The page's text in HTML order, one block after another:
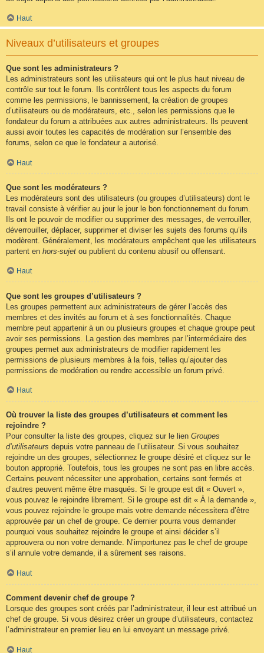
Haut
Niveaux d’utilisateurs et groupes
Que sont les administrateurs ?
Les administrateurs sont les utilisateurs qui ont le plus haut niveau de
contrôle sur tout le forum. Ils contrôlent tous les aspects du forum
comme les permissions, le bannissement, la création de groupes
d’utilisateurs ou de modérateurs, etc., selon les permissions que le
fondateur du forum a attribuées aux autres administrateurs. Ils peuvent
aussi avoir toutes les capacités de modération sur l’ensemble des
forums, selon ce que le fondateur a autorisé.
Haut
Que sont les modérateurs ?
Les modérateurs sont des utilisateurs (ou groupes d’utilisateurs) dont le
travail consiste à vérifier au jour le jour le bon fonctionnement du forum.
Ils ont le pouvoir de modifier ou supprimer des messages, de verrouiller,
déverrouiller, déplacer, supprimer et diviser les sujets des forums qu’ils
modèrent. Généralement, les modérateurs empêchent que les utilisateurs
partent en hors-sujet ou publient du contenu abusif ou offensant.
Haut
Que sont les groupes d’utilisateurs ?
Les groupes permettent aux administrateurs de gérer l’accès des
membres et des invités au forum et à ses fonctionnalités. Chaque
membre peut appartenir à un ou plusieurs groupes et chaque groupe peut
avoir ses permissions. La gestion des membres par l’intermédiaire des
groupes permet aux administrateurs de modifier rapidement les
permissions de plusieurs membres à la fois, telles qu’ajouter des
permissions de modération ou rendre accessible un forum privé.
Haut
Où trouver la liste des groupes d’utilisateurs et comment les
rejoindre ?
Pour consulter la liste des groupes, cliquez sur le lien Groupes
d’utilisateurs depuis votre panneau de l’utilisateur. Si vous souhaitez
rejoindre un des groupes, sélectionnez le groupe désiré et cliquez sur le
bouton approprié. Toutefois, tous les groupes ne sont pas en libre accès.
Certains peuvent nécessiter une approbation, certains sont fermés et
d’autres peuvent même être masqués. Si le groupe est dit « Ouvert »,
vous pouvez le rejoindre librement. Si le groupe est dit « À la demande »,
vous pouvez rejoindre le groupe mais votre demande nécessitera d’être
approuvée par un chef de groupe. Ce dernier pourra vous demander
pourquoi vous souhaitez rejoindre le groupe et ainsi décider s’il
approuvera ou non votre demande. N’importunez pas le chef de groupe
s’il annule votre demande, il a sûrement ses raisons.
Haut
Comment devenir chef de groupe ?
Lorsque des groupes sont créés par l’administrateur, il leur est attribué un
chef de groupe. Si vous désirez créer un groupe d’utilisateurs, contactez
l’administrateur en premier lieu en lui envoyant un message privé.
Haut